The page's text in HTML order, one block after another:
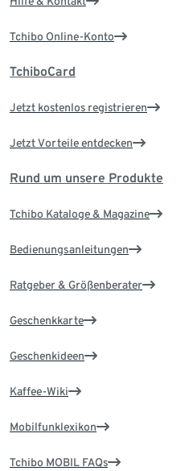
Tchibo Online-Konto
TchiboCard
Jetzt kostenlos registrieren
Jetzt Vorteile entdecken
Rund um unsere Produkte
Tchibo Kataloge & Magazine
Bedienungsanleitungen
Ratgeber & Größenberater
Geschenkkarte
Geschenkideen
Kaffee-Wiki
Mobilfunklexikon
Tchibo MOBIL FAQs